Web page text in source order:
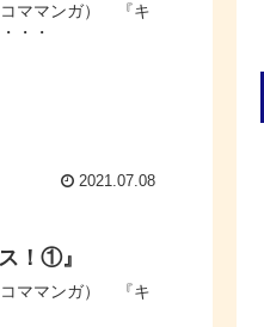
コママンガ） 『キ
・・
2021.07.08
！①』
コママンガ） 『キ